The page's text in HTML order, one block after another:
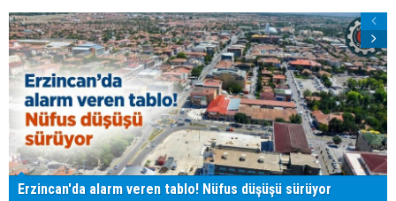
Erzincan'da alarm veren tablo! Nüfus düşüşü sürüyor